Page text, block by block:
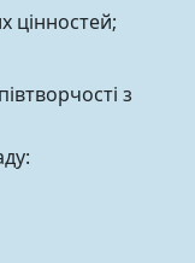
цінностей;
з